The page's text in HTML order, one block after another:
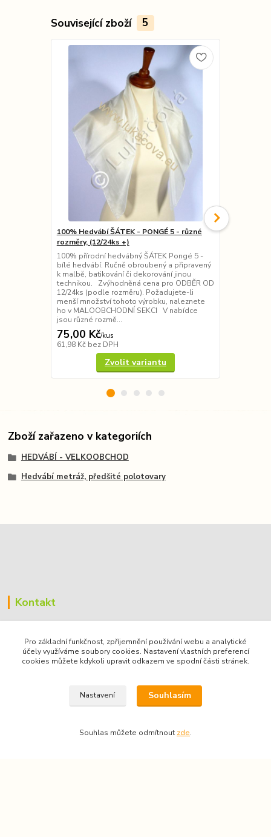
Související zboží 5
100% Hedvábí ŠÁTEK - PONGÉ 5 - různé
rozměry, (12/24ks +)
100% přírodní hedvábný ŠÁTEK Pongé 5 -
bílé hedvábí. Ručně obroubený a připravený
k malbě, batikování či dekorování jinou
technikou. Zvýhodněná cena pro ODBĚR OD
12/24ks (podle rozměru). Požadujete-li
menší množství tohoto výrobku, naleznete
ho v MALOOBCHODNÍ SEKCI V nabídce
jsou různé rozmě...
75,00 Kč/kus
61,98 Kč bez DPH
Zvolit variantu
Zboží zařazeno v kategoriích
HEDVÁBÍ - VELKOOBCHOD
Hedvábí metráž, předšité polotovary
Kontakt
Martinelliho 271/3
Pro základní funkčnost, zpříjemnění používání webu a analytické
účely využíváme soubory cookies. Nastavení vlastních preferencí
cookies můžete kdykoli upravit odkazem ve spodní části stránek.
Nastavení Souhlasím
Souhlas můžete odmítnout zde.